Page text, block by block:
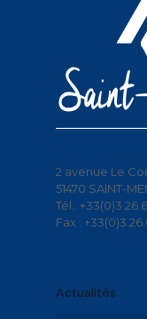
2 avenue Le
51470 SAINT-
Tél.:
Fax :
Actualités